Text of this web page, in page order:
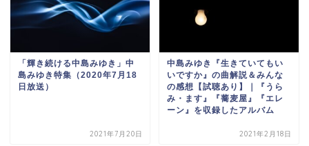
「輝き続ける中島みゆき」中
島みゆき特集（2020年7月18
日放送）
2021年7月20日
中島みゆき『生きていてもい
いですか』の曲解説＆みんな
の感想【試聴あり】｜『うら
み・ます』『蕎麦屋』『エレ
ーン』を収録したアルバム
2021年2月18日